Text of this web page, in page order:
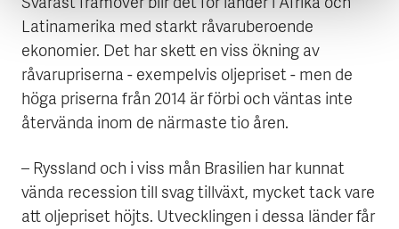
Latinamerika med starkt råvaruberoende
ekonomier. Det har skett en viss ökning av
råvarupriserna - exempelvis oljepriset - men de
höga priserna från 2014 är förbi och väntas inte
återvända inom de närmaste tio åren.
– Ryssland och i viss mån Brasilien har kunnat
vända recession till svag tillväxt, mycket tack vare
att oljepriset höjts. Utvecklingen i dessa länder får